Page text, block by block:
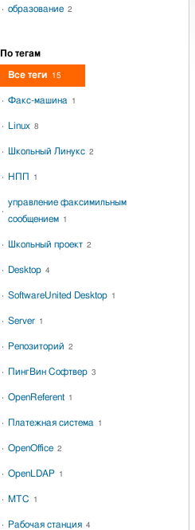
образование 2
По тегам
Все теги 15
Факс-машина 1
Linux 8
Школьный Линукс 2
НПП 1
управление факсимильным
сообщением 1
Школьный проект 2
Desktop 4
SoftwareUnited Desktop 1
Server 1
Репозиторий 2
ПингВин Софтвер 3
OpenReferent 1
Платежная система 1
OpenOffice 2
OpenLDAP 1
МТС 1
Рабочая станция 4